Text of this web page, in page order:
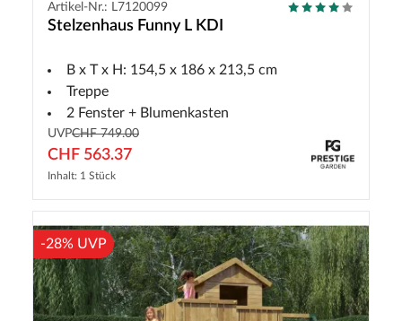
Artikel-Nr.: L7120099
Stelzenhaus Funny L KDI
B x T x H: 154,5 x 186 x 213,5 cm
Treppe
2 Fenster + Blumenkasten
UVPCHF 749.00
CHF 563.37
Inhalt: 1 Stück
-28% UVP